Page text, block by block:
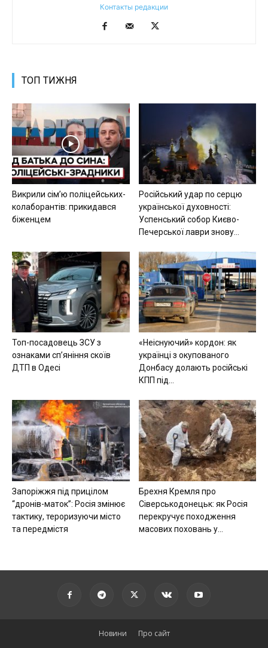
Контакты редакции
ТОП ТИЖНЯ
Викрили сімʼю поліцейських-
колаборантів: прикидався
біженцем
Російський удар по серцю
української духовності:
Успенський собор Києво-
Печерської лаври знову...
Топ-посадовець ЗСУ з
ознаками сп’яніння скоїв
ДТП в Одесі
«Неіснуючий» кордон: як
українці з окупованого
Донбасу долають російські
КПП під...
Запоріжжя під прицілом
“дронів-маток”: Росія змінює
тактику, тероризуючи місто
та передмістя
Брехня Кремля про
Сіверськодонецьк: як Росія
перекручує походження
масових поховань у...
Новини Про сайт